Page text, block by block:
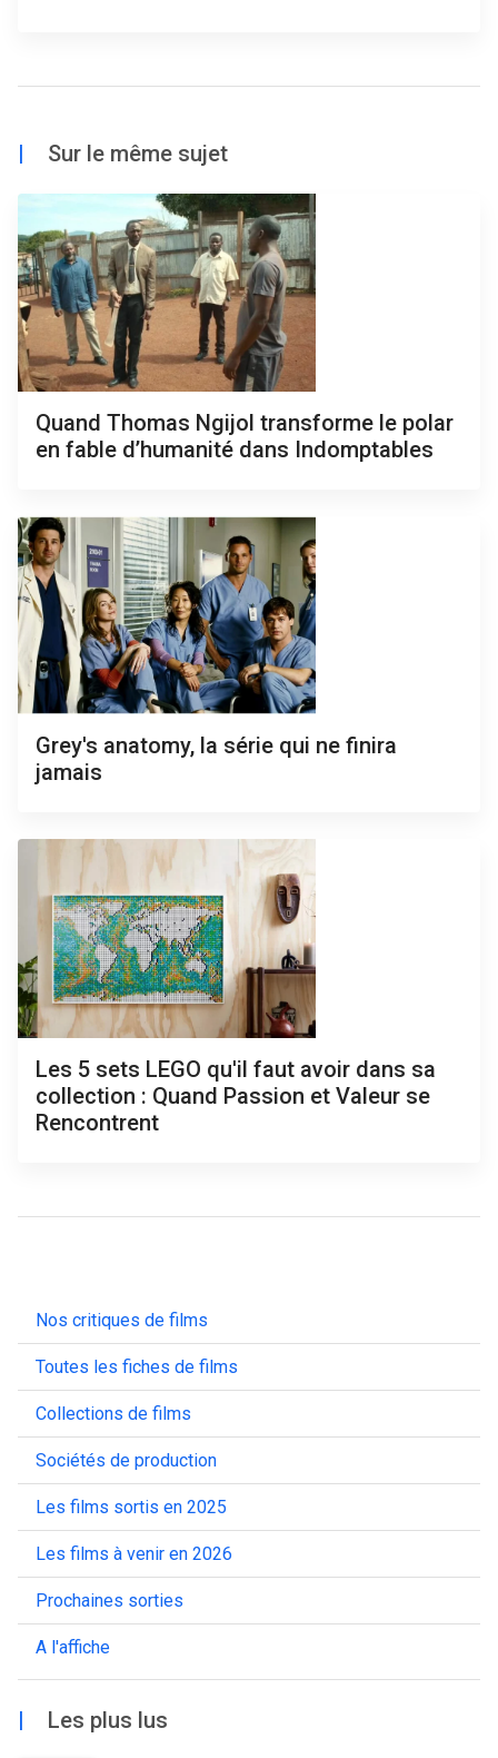
| Sur le même sujet
Quand Thomas Ngijol transforme le polar
en fable d’humanité dans Indomptables
Grey's anatomy, la série qui ne finira
jamais
Les 5 sets LEGO qu'il faut avoir dans sa
collection : Quand Passion et Valeur se
Rencontrent
Nos critiques de films
Toutes les fiches de films
Collections de films
Sociétés de production
Les films sortis en 2025
Les films à venir en 2026
Prochaines sorties
A l'affiche
| Les plus lus